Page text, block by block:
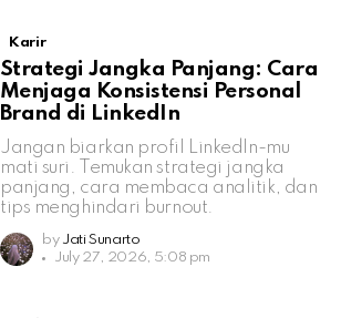
Karir
Strategi Jangka Panjang: Cara
Menjaga Konsistensi Personal
Brand di LinkedIn
Jangan biarkan profil LinkedIn-mu
mati suri. Temukan strategi jangka
panjang, cara membaca analitik, dan
tips menghindari burnout.
by Jati Sunarto
July 27, 2026, 5:08 pm